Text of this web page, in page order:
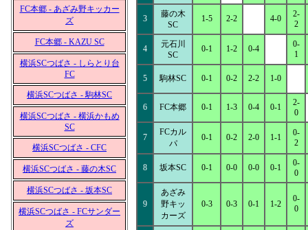
FC本郷 - あざみ野キッカー
ズ
FC本郷 - KAZU SC
横浜SCつばさ - しらとり台
FC
横浜SCつばさ - 駒林SC
横浜SCつばさ - 横浜かもめ
SC
横浜SCつばさ - CFC
横浜SCつばさ - 藤の木SC
横浜SCつばさ - 坂本SC
横浜SCつばさ - FCサンダー
ズ
3
藤の木
SC
1-5 2-2 4-0
2-
2
4
元石川
SC
0-1 1-2 0-4
0-
1
5 駒林SC 0-1 0-2 2-2 1-0
6 FC本郷 0-1 1-3 0-4 0-1
2-
0
7
FCカル
パ
0-1 0-2 2-0 1-1
0-
2
8 坂本SC 0-1 0-0 0-0 0-1
0-
0
9
あざみ
野キッ
カーズ
0-3 0-3 0-1 1-2
0-
0